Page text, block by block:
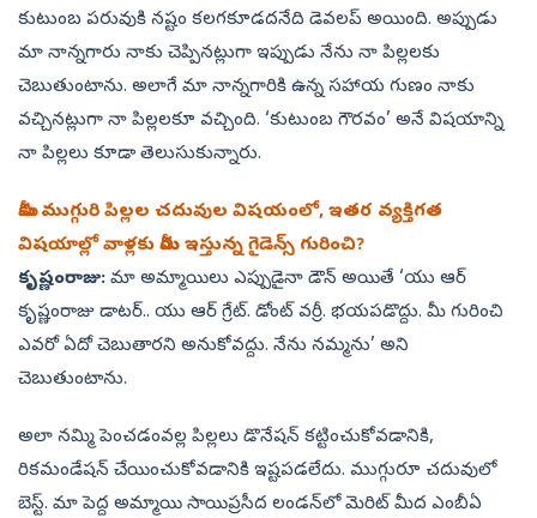
కుటుంబ పరువుకి నష్టం కలగకూడదనేది డెవలప్‌ అయింది. అప్పుడు
మా నాన్నగారు నాకు చెప్పినట్లుగా ఇప్పుడు నేను నా పిల్లలకు
చెబుతుంటాను. అలాగే మా నాన్నగారికి ఉన్న సహాయ గుణం నాకు
వచ్చినట్లుగా నా పిల్లలకూ వచ్చింది. ‘కుటుంబ గౌరవం’ అనే విషయాన్ని
నా పిల్లలు కూడా తెలుసుకున్నారు.
మీకు ముగ్గురి పిల్లల చదువుల విషయంలో, ఇతర వ్యక్తిగత
విషయాల్లో వాళ్లకు మీరు ఇస్తున్న గైడెన్స్‌ గురించి?
కృష్ణంరాజు: మా అమ్మాయిలు ఎప్పుడైనా డౌన్‌ అయితే ‘యు ఆర్‌
కృష్ణంరాజు డాటర్‌.. యు ఆర్‌ గ్రేట్‌. డోంట్‌ వర్రీ. భయపడొద్దు. మీ గురించి
ఎవరో ఏదో చెబుతారని అనుకోవద్దు. నేను నమ్మను’ అని
చెబుతుంటాను.
అలా నమ్మి పెంచడంవల్ల పిల్లలు డొనేషన్‌ కట్టించుకోవడానికి,
రికమండేషన్‌ చేయించుకోవడానికి ఇష్టపడలేదు. ముగ్గురూ చదువులో
బెస్ట్‌. మా పెద్ద అమ్మాయి సాయిప్రసీద లండన్‌లో మెరిట్‌ మీద ఎంబీఏ